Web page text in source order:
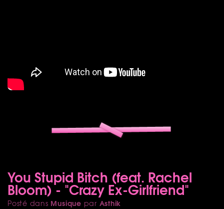
You Stupid Bitch (feat. Rachel
Bloom) - "Crazy Ex-Girlfriend"
Posté dans Musique par Asthik